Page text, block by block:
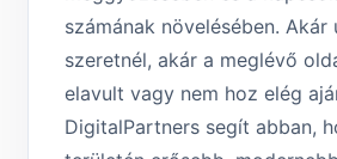
számának növelésében.
szeretnél, akár a meglévő
elavult vagy nem hoz elég
DigitalPartners segít abban,